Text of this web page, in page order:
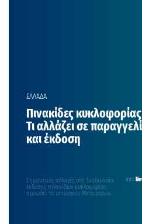
ΕΛΛΑΔΑ
Πινακίδες
Τι αλλάζει σε
και έκδοση
Από
Σημαντικές αλλαγές στη διαδικασία
έκδοσης πινακίδων κυκλοφορίας
προωθεί το υπουργείο Μεταφορών,